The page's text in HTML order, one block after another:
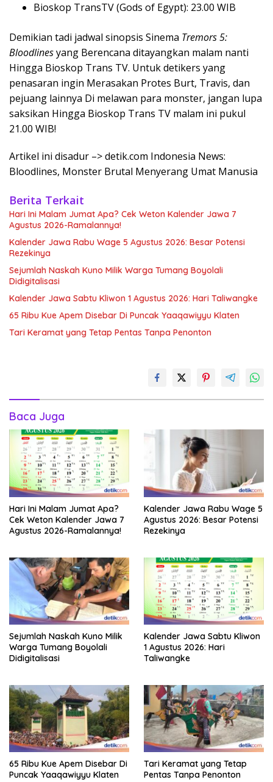
Bioskop TransTV (Gods of Egypt): 23.00 WIB
Demikian tadi jadwal sinopsis Sinema Tremors 5:
Bloodlinesyang Berencana ditayangkan malam nanti
Hingga Bioskop Trans TV. Untuk detikers yang
penasaran ingin Merasakan Protes Burt, Travis, dan
pejuang lainnya Di melawan para monster, jangan lupa
saksikan Hingga Bioskop Trans TV malam ini pukul
21.00 WIB!
Artikel ini disadur –> detik.com Indonesia News:
Bloodlines, Monster Brutal Menyerang Umat Manusia
Berita Terkait
Hari Ini Malam Jumat Apa? Cek Weton Kalender Jawa 7
Agustus 2026-Ramalannya!
Kalender Jawa Rabu Wage 5 Agustus 2026: Besar Potensi
Rezekinya
Sejumlah Naskah Kuno Milik Warga Tumang Boyolali
Didigitalisasi
Kalender Jawa Sabtu Kliwon 1 Agustus 2026: Hari Taliwangke
65 Ribu Kue Apem Disebar Di Puncak Yaaqawiyyu Klaten
Tari Keramat yang Tetap Pentas Tanpa Penonton
Baca Juga
Hari Ini Malam Jumat Apa?
Cek Weton Kalender Jawa 7
Agustus 2026-Ramalannya!
Kalender Jawa Rabu Wage 5
Agustus 2026: Besar Potensi
Rezekinya
Sejumlah Naskah Kuno Milik
Warga Tumang Boyolali
Didigitalisasi
Kalender Jawa Sabtu Kliwon
1 Agustus 2026: Hari
Taliwangke
65 Ribu Kue Apem Disebar Di
Puncak Yaaqawiyyu Klaten
Tari Keramat yang Tetap
Pentas Tanpa Penonton